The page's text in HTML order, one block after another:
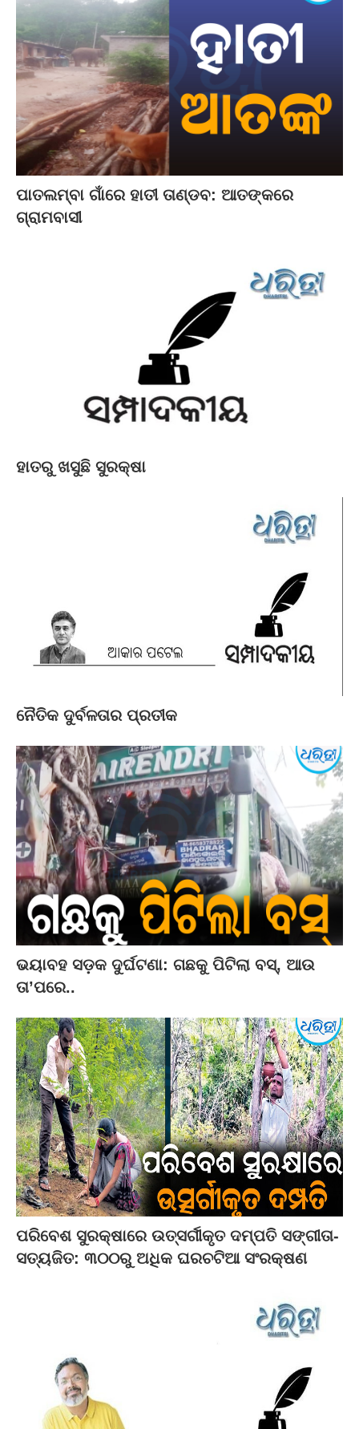
ପାତଲମ୍ବା ଗାଁରେ ହାତୀ ତାଣ୍ଡବ: ଆତଙ୍କରେ
ଗ୍ରାମବାସୀ
ହାତରୁ ଖସୁଛି ସୁରକ୍ଷା
ନୈତିକ ଦୁର୍ବଳତାର ପ୍ରତୀକ
ଭୟାବହ ସଡ଼କ ଦୁର୍ଘଟଣା: ଗଛକୁ ପିଟିଲା ବସ୍‌, ଆଉ
ତା’ପରେ..
ପରିବେଶ ସୁରକ୍ଷାରେ ଉତ୍ସର୍ଗୀକୃତ ଦମ୍ପତି ସଙ୍ଗୀତା-
ସତ୍ୟଜିତ: ୩୦୦ରୁ ଅଧିକ ଘରଚଟିଆ ସଂରକ୍ଷଣ